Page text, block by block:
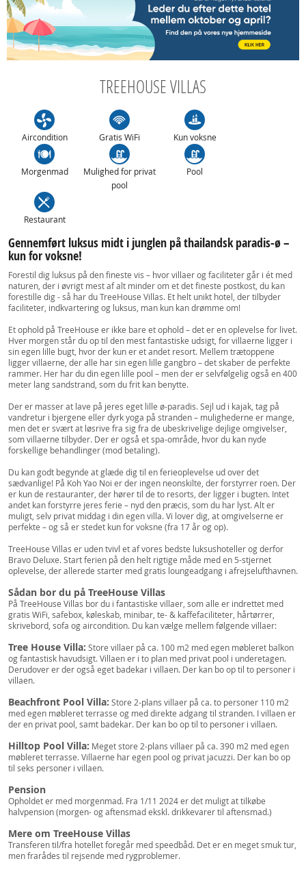
TREEHOUSE VILLAS
Aircondition Gratis WiFi Kun voksne
Morgenmad
Mulighed for privat
pool
Pool
Restaurant
Gennemført luksus midt i junglen på thailandsk paradis-ø –
kun for voksne!
Forestil dig luksus på den fineste vis – hvor villaer og faciliteter går i ét med
naturen, der i øvrigt mest af alt minder om et det fineste postkost, du kan
forestille dig - så har du TreeHouse Villas. Et helt unikt hotel, der tilbyder
faciliteter, indkvartering og luksus, man kun kan drømme om!
Et ophold på TreeHouse er ikke bare et ophold – det er en oplevelse for livet.
Hver morgen står du op til den mest fantastiske udsigt, for villaerne ligger i
sin egen lille bugt, hvor der kun er et andet resort. Mellem trætoppene
ligger villaerne, der alle har sin egen lille gangbro – det skaber de perfekte
rammer. Her har du din egen lille pool – men der er selvfølgelig også en 400
meter lang sandstrand, som du frit kan benytte.
Der er masser at lave på jeres eget lille ø-paradis. Sejl ud i kajak, tag på
vandretur i bjergene eller dyrk yoga på stranden – mulighederne er mange,
men det er svært at løsrive fra sig fra de ubeskrivelige dejlige omgivelser,
som villaerne tilbyder. Der er også et spa-område, hvor du kan nyde
forskellige behandlinger (mod betaling).
Du kan godt begynde at glæde dig til en ferieoplevelse ud over det
sædvanlige! På Koh Yao Noi er der ingen neonskilte, der forstyrrer roen. Der
er kun de restauranter, der hører til de to resorts, der ligger i bugten. Intet
andet kan forstyrre jeres ferie – nyd den præcis, som du har lyst. Alt er
muligt, selv privat middag i din egen villa. Vi lover dig, at omgivelserne er
perfekte – og så er stedet kun for voksne (fra 17 år og op).
TreeHouse Villas er uden tvivl et af vores bedste luksushoteller og derfor
Bravo Deluxe. Start ferien på den helt rigtige måde med en 5-stjernet
oplevelse, der allerede starter med gratis loungeadgang i afrejselufthavnen.
Sådan bor du på TreeHouse Villas
På TreeHouse Villas bor du i fantastiske villaer, som alle er indrettet med
gratis WiFi, safebox, køleskab, minibar, te- & kaffefaciliteter, hårtørrer,
skrivebord, sofa og aircondition. Du kan vælge mellem følgende villaer:
Tree House Villa: Store villaer på ca. 100 m2 med egen møbleret balkon
og fantastisk havudsigt. Villaen er i to plan med privat pool i underetagen.
Derudover er der også eget badekar i villaen. Der kan bo op til to personer i
villaen.
Beachfront Pool Villa: Store 2-plans villaer på ca. to personer 110 m2
med egen møbleret terrasse og med direkte adgang til stranden. I villaen er
der en privat pool, samt badekar. Der kan bo op til to personer i villaen.
Hilltop Pool Villa: Meget store 2-plans villaer på ca. 390 m2 med egen
møbleret terrasse. Villaerne har egen pool og privat jacuzzi. Der kan bo op
til seks personer i villaen.
Pension
Opholdet er med morgenmad. Fra 1/11 2024 er det muligt at tilkøbe
halvpension (morgen- og aftensmad ekskl. drikkevarer til aftensmad.)
Mere om TreeHouse Villas
Transferen til/fra hotellet foregår med speedbåd. Det er en meget smuk tur,
men frarådes til rejsende med rygproblemer.